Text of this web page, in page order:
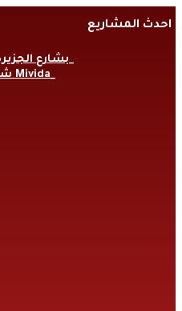
toاحدث المشاريع
فيلا كومبوند Grand Residence بشارع الجزيرة
شقة شارع التسعين امام كومبوند Mivida